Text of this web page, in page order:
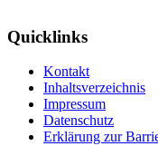
Quicklinks
Kontakt
Inhaltsverzeichnis
Impressum
Datenschutz
Erklärung zur